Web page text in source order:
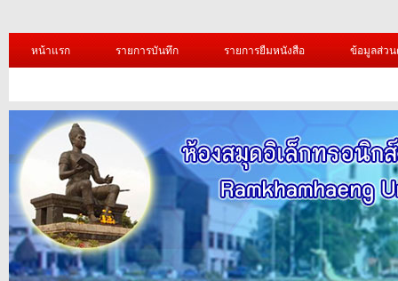
หน้าแรก รายการบันทึก รายการยืมหนังสือ ข้อมูลส่ว